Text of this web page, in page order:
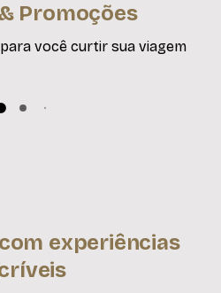
Promoções
você curtir sua viagem
experiências